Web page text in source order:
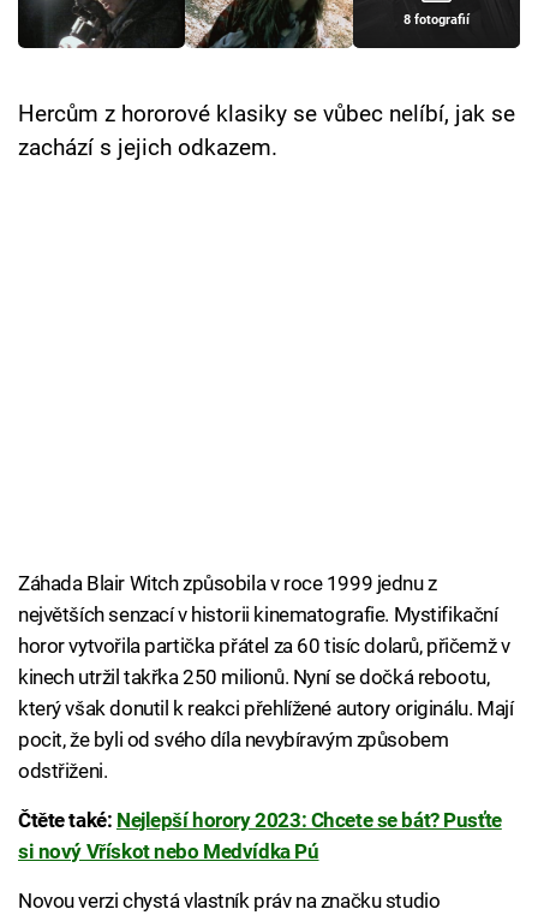
8 fotografií
Hercům z hororové klasiky se vůbec nelíbí, jak se
zachází s jejich odkazem.
Záhada Blair Witch způsobila v roce 1999 jednu z
největších senzací v historii kinematografie. Mystifikační
horor vytvořila partička přátel za 60 tisíc dolarů, přičemž v
kinech utržil takřka 250 milionů. Nyní se dočká rebootu,
který však donutil k reakci přehlížené autory originálu. Mají
pocit, že byli od svého díla nevybíravým způsobem
odstřiženi.
Čtěte také: Nejlepší horory 2023: Chcete se bát? Pusťte
si nový Vřískot nebo Medvídka Pú
Novou verzi chystá vlastník práv na značku studio